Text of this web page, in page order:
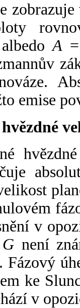
albedoA
emise
hvězdné
v
G není
Fázový
ke
v